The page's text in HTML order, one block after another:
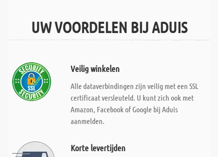
UW VOORDELEN BIJ ADUIS
Veilig winkelen
Alle dataverbindingen zijn veilig met een SSL
certificaat versleuteld. U kunt zich ook met
Amazon, Facebook of Google bij Aduis
aanmelden.
Korte levertijden